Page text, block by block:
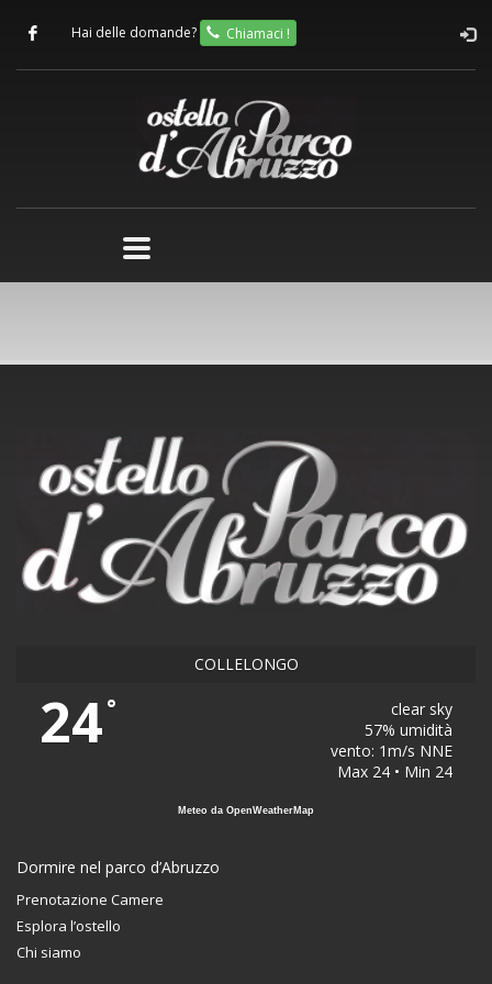
Hai delle domande? Chiamaci !
COLLELONGO
24°
clear sky
57% umidità
vento: 1m/s NNE
Max 24 • Min 24
Meteo da OpenWeatherMap
Dormire nel parco d’Abruzzo
Prenotazione Camere
Esplora l’ostello
Chi siamo